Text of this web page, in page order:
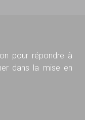
pour répondre à
dans la mise en